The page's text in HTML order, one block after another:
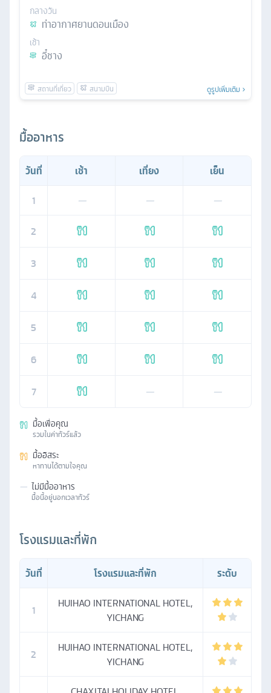
กลางวัน
ท่าอากาศยานดอนเมือง
เช้า
อี๋ชาง
ดูรูปเพิ่มเติม
มื้ออาหาร
วันที่ เช้า เที่ยง
เย็น
1
— —
—
2
3
4
5
6
7 — —
มื้อเพื่อคุณ
รวมในค่าทัวร์แล้ว
มื้ออิสระ
หาทานได้ตามใจคุณ
— ไม่มีมื้ออาหาร
มื้อนี้อยู่นอกเวลาทัวร์
โรงแรมและที่พัก
วันที่ โรงแรมและที่พัก ระดับ
1
HUIHAO INTERNATIONAL HOTEL,
YICHANG
2
HUIHAO INTERNATIONAL HOTEL,
YICHANG